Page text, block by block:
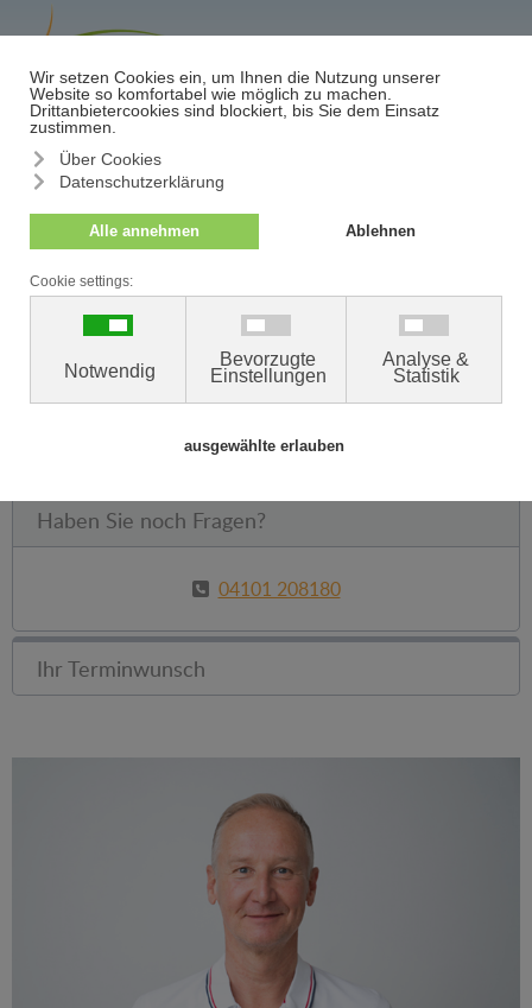
Termin/Absage
<< zurück zur Ärzteübersicht
DR. GÖTZ ITSCHERT
Facharzt für Dermatologie, Phlebologie, Venerologie,
Allergologie, ambulante Operationen, Lasertherapie,
Kosmetologie
Behandelt Sie am Standort Pinneberg
Haben Sie noch Fragen?
04101 208180
Ihr Terminwunsch